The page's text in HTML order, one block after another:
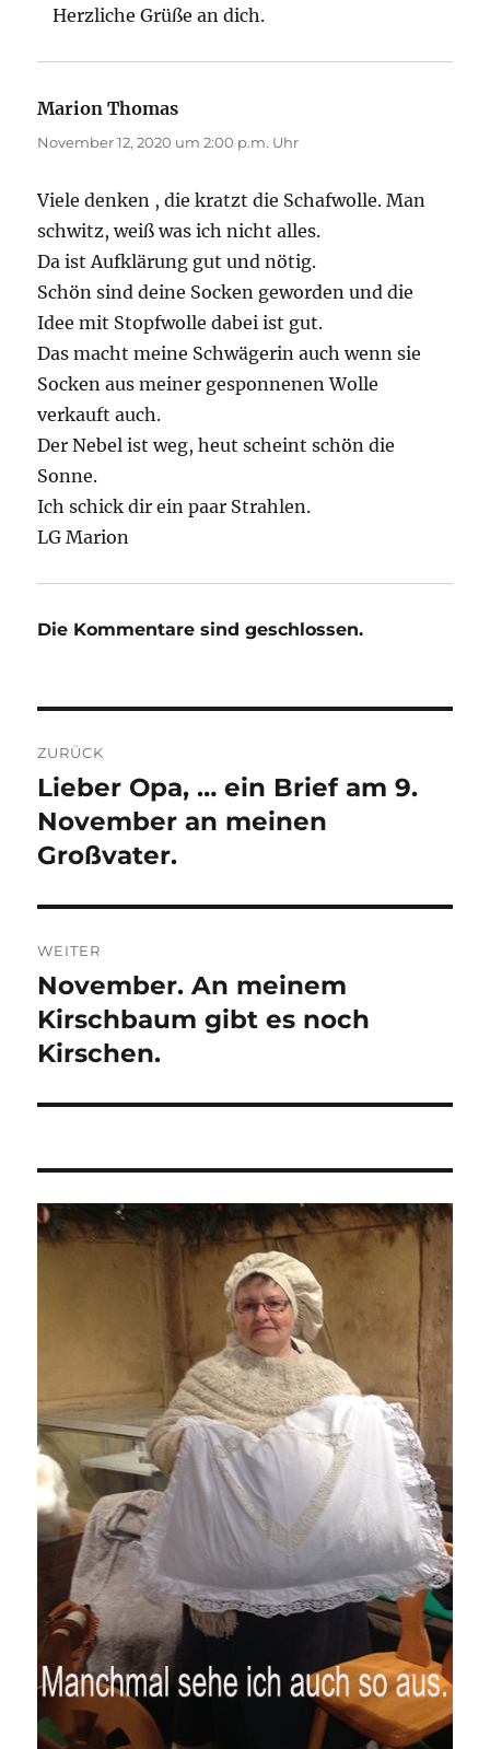
Herzliche Grüße an dich.
Marion Thomas
November 12, 2020 um 2:00 p.m. Uhr
Viele denken , die kratzt die Schafwolle. Man
schwitz, weiß was ich nicht alles.
Da ist Aufklärung gut und nötig.
Schön sind deine Socken geworden und die
Idee mit Stopfwolle dabei ist gut.
Das macht meine Schwägerin auch wenn sie
Socken aus meiner gesponnenen Wolle
verkauft auch.
Der Nebel ist weg, heut scheint schön die
Sonne.
Ich schick dir ein paar Strahlen.
LG Marion
Die Kommentare sind geschlossen.
ZURÜCK
Vorheriger
Beitrag:
Lieber Opa, … ein Brief am 9.
November an meinen
Großvater.
WEITER
Nächster
Beitrag:
November. An meinem
Kirschbaum gibt es noch
Kirschen.